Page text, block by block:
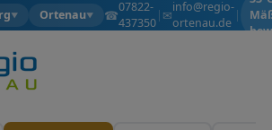
▼ Ortenau▼ ☎07822-
437350
| ✉info@regio-
ortenau.de
|